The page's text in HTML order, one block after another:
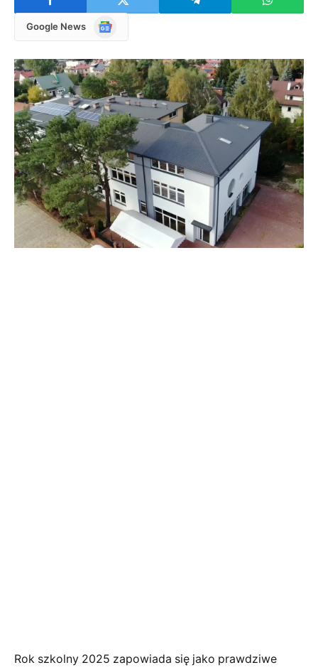
Google News
Google
Rok szkolny 2025 zapowiada się jako prawdziwe